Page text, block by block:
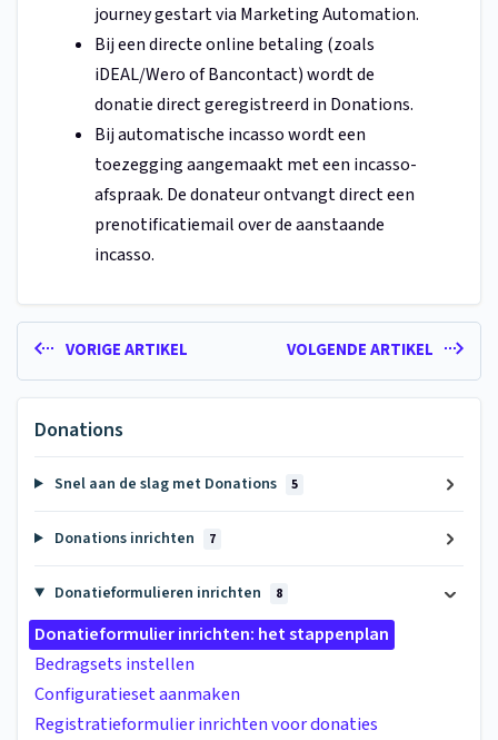
journey gestart via Marketing Automation.
Bij een directe online betaling (zoals
iDEAL/Wero of Bancontact) wordt de
donatie direct geregistreerd in Donations.
Bij automatische incasso wordt een
toezegging aangemaakt met een incasso-
afspraak. De donateur ontvangt direct een
prenotificatiemail over de aanstaande
incasso.
VORIGE ARTIKEL VOLGENDE ARTIKEL
Donations
Snel aan de slag met Donations 5
Donations inrichten 7
Donatieformulieren inrichten 8
Donatieformulier inrichten: het stappenplan
Bedragsets instellen
Configuratieset aanmaken
Registratieformulier inrichten voor donaties